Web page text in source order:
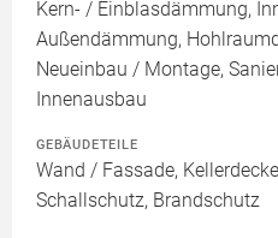
Kern- / Einblasdämmung,
Außendämmung,
Neueinbau / Montage,
Innenausbau
GEBÄUDETEILE
Wand / Fassade,
Schallschutz, Brandschutz